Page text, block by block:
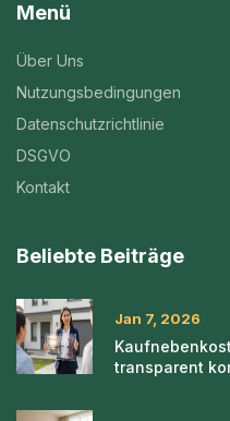
Menü
Über Uns
Nutzungsbedingungen
Datenschutzrichtlinie
DSGVO
Kontakt
Beliebte Beiträge
Jan 7, 2026
transparent